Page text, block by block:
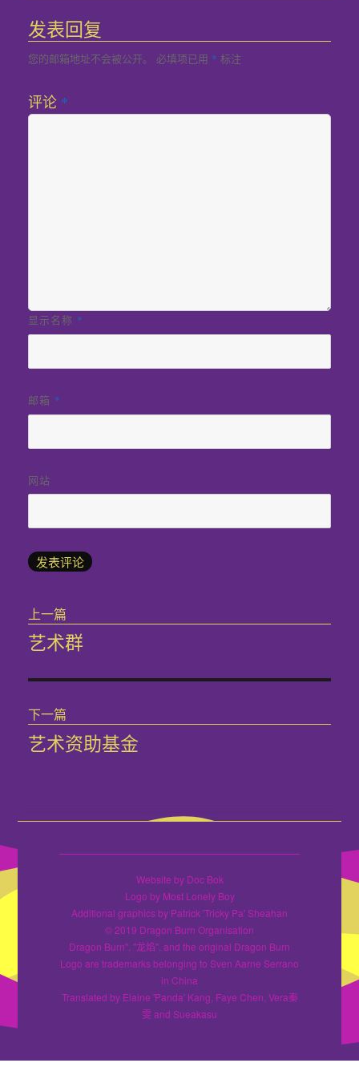
发表回复
您的邮箱地址不会被公开。 必填项已用 * 标注
评论 *
显示名称 *
邮箱 *
网站
章
上一篇
上
文
章：
艺术群
下一篇
下
艺术资助基金
Website by Doc Bok
Logo by Most Lonely Boy
Additional graphics by Patrick 'Tricky Pa' Sheahan
© 2019 Dragon Burn Organisation
Dragon Burn", "龙焰", and the original Dragon Burn
Logo are trademarks belonging to Sven Aarne Serrano
in China
Translated by Elaine 'Panda' Kang, Faye Chen, Vera秦
雯 and Sueakasu